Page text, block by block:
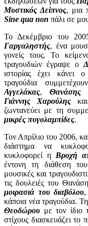
Μυστικός Δείπνος, μια
Sine qua non πάλι σε
Το Δεκέμβριο του
Γαργαληστής, ένα
γονείς τους. Το
τραγουδιών έγραψε ο
ιστορίας έχει κάνει ο
τραγούδια
Αγγελάκας, Θανάσης
Γιάννης Χαρούλης
ζωντανεύει με τη
μικρές πυγολαμπίδες.
Τον Απρίλιο του 2006,
διάστημα να
κυκλοφορεί η Βροχή
έντονη τη διάθεση
μουσικές και
τις δουλειές του
μοιρασιά του διαβόλου,
κάποια νέα τραγούδια.
Θεοδώρου με τον ίδιο
στίχους διασκευάζει το